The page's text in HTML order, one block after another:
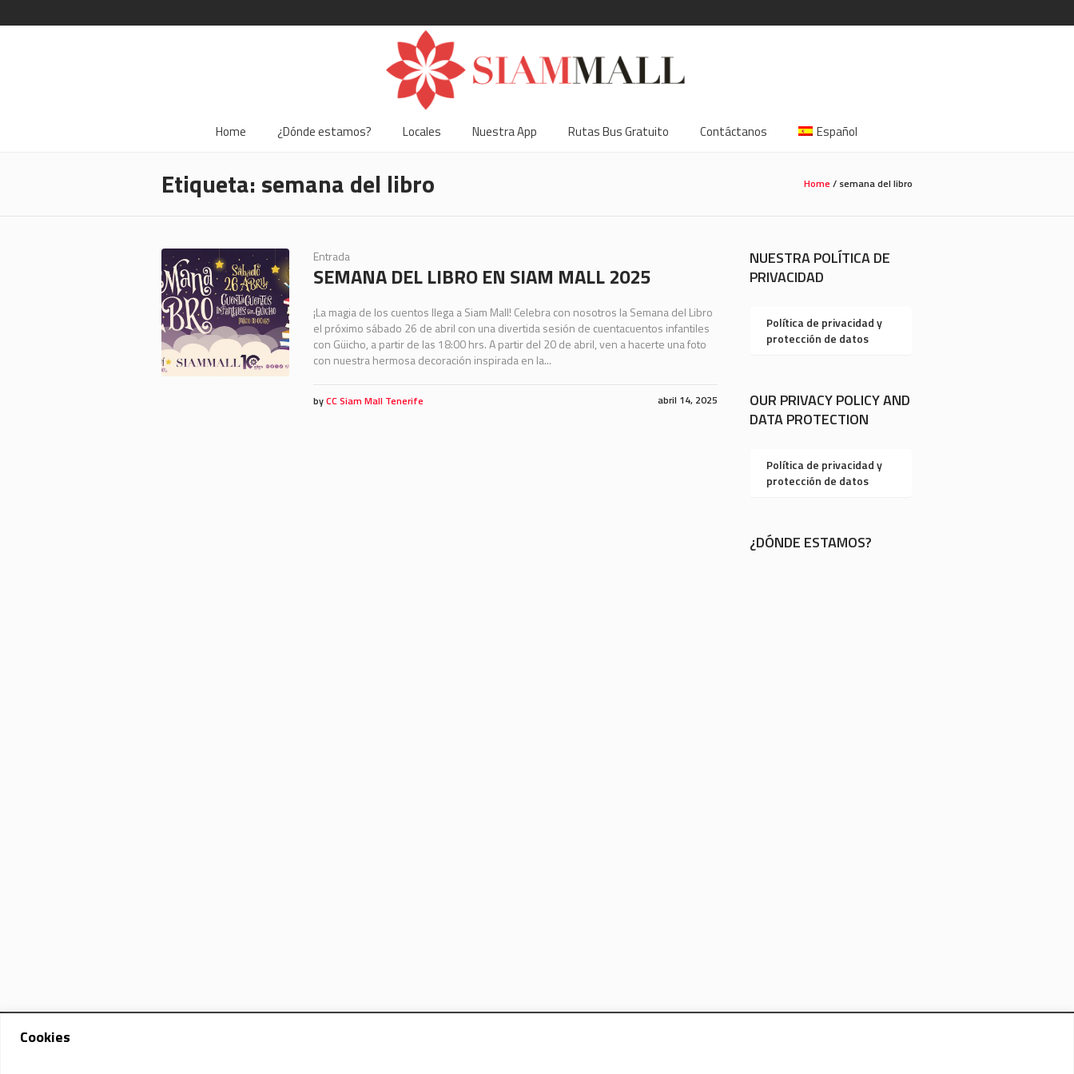
Cookies
Home ¿Dónde estamos? Locales Nuestra App Rutas Bus Gratuito Contáctanos Español
Etiqueta: semana del libro Home/ semana del libro
Entrada
SEMANA DEL LIBRO EN SIAM MALL 2025
¡La magia de los cuentos llega a Siam Mall! Celebra con nosotros la Semana del Libro
el próximo sábado 26 de abril con una divertida sesión de cuentacuentos infantiles
con Güicho, a partir de las 18:00 hrs. A partir del 20 de abril, ven a hacerte una foto
con nuestra hermosa decoración inspirada en la...
abril 14, 2025
byCC Siam Mall Tenerife
NUESTRA POLÍTICA DE
PRIVACIDAD
Política de privacidad y
protección de datos
OUR PRIVACY POLICY AND
DATA PROTECTION
Política de privacidad y
protección de datos
¿DÓNDE ESTAMOS?